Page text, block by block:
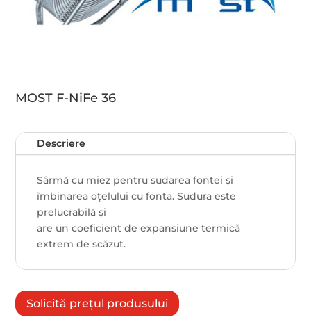
MOST F-NiFe 36
Descriere
Sârmă cu miez pentru sudarea fontei și
îmbinarea oțelului cu fonta. Sudura este
prelucrabilă și
are un coeficient de expansiune termică
extrem de scăzut.
Solicită prețul produsului